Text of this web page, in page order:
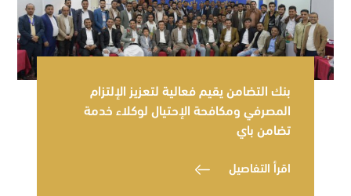
بنك التضامن يقيم فعالية لتعزيز الإلتزام
المصرفي ومكافحة الإحتيال لوكلاء خدمة
تضامن باي
اقرأ التفاصيل